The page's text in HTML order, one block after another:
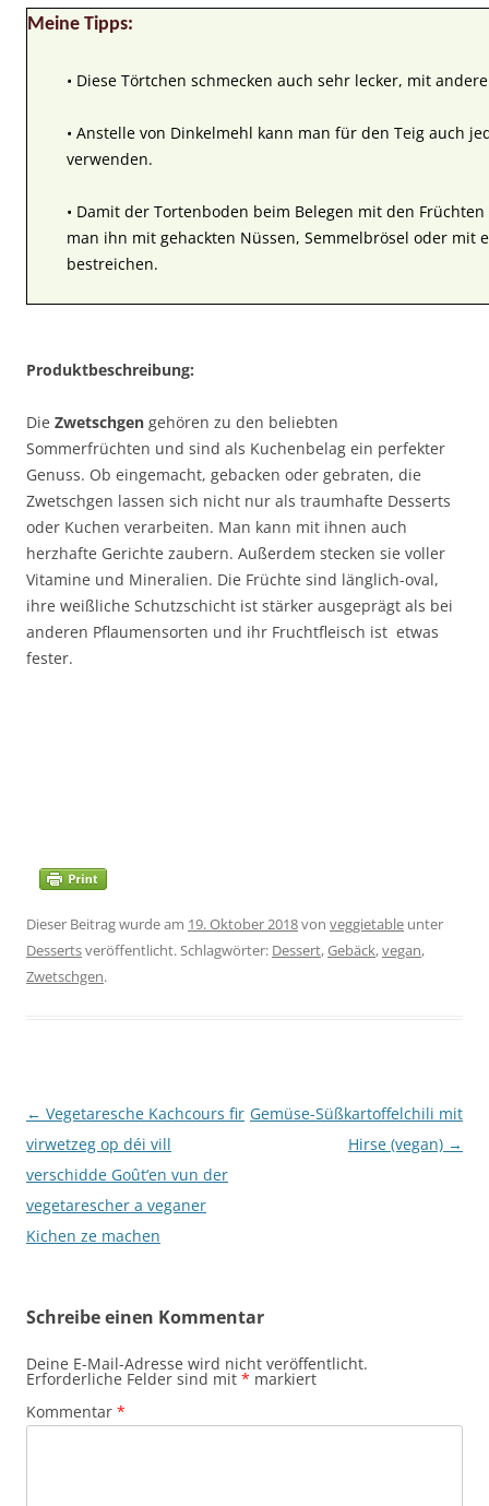
Meine Tipps:
• Diese Törtchen schmecken auch sehr lecker, mit
• Anstelle von Dinkelmehl kann man für den Teig auch
verwenden.
• Damit der Tortenboden beim Belegen mit den
man ihn mit gehackten Nüssen, Semmelbrösel oder mit
bestreichen.
Produktbeschreibung:
Die Zwetschgen gehören zu den beliebten
Sommerfrüchten und sind als Kuchenbelag ein perfekter
Genuss. Ob eingemacht, gebacken oder gebraten, die
Zwetschgen lassen sich nicht nur als traumhafte Desserts
oder Kuchen verarbeiten. Man kann mit ihnen auch
herzhafte Gerichte zaubern. Außerdem stecken sie voller
Vitamine und Mineralien. Die Früchte sind länglich-oval,
ihre weißliche Schutzschicht ist stärker ausgeprägt als bei
anderen Pflaumensorten und ihr Fruchtfleisch ist etwas
fester.
Dieser Beitrag wurde am 19. Oktober 2018von veggietable unter
Dessertsveröffentlicht. Schlagwörter: Dessert,Gebäck,vegan,
Zwetschgen.
Beitragsnavigation
← Vegetaresche Kachcours fir
virwetzeg op déi vill
verschidde Goût‘en vun der
vegetarescher a veganer
Kichen ze machen
Gemüse-Süßkartoffelchili mit
Hirse (vegan) →
Schreibe einen Kommentar
Deine E-Mail-Adresse wird nicht veröffentlicht.
Erforderliche Felder sind mit * markiert
Kommentar *